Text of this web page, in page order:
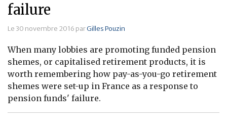
failure
Le 30 novembre 2016 parGilles Pouzin
When many lobbies are promoting funded pension
shemes, or capitalised retirement products, it is
worth remembering how pay-as-you-go retirement
shemes were set-up in France as a response to
pension funds' failure.